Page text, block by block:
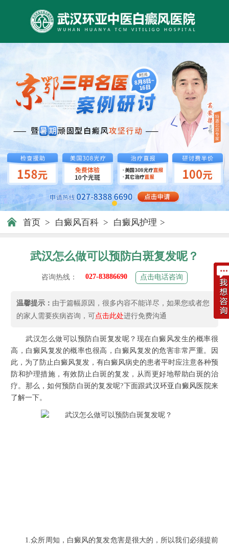
首页 > 白癜风百科 > 白癜风护理 >
武汉怎么做可以预防白斑复发呢？
咨询热线： 027-83886690 点击电话咨询
温馨提示： 由于篇幅原因，很多内容不能详尽，如果您或者您
的家人需要疾病咨询，可点击此处进行免费沟通
武汉怎么做可以预防白斑复发呢？现在白癜风发生的概率很
高，白癜风复发的概率也很高，白癜风复发的危害非常严重。因
此，为了防止白癜风复发，有白癜风病史的患者平时应注意各种预
防和护理措施，有效防止白斑的复发，从而更好地帮助白斑的治
疗。那么，如何预防白斑的复发呢?下面跟武汉环亚白癜风医院来
了解一下。
1.众所周知，白癜风的复发危害是很大的，所以我们必须提前